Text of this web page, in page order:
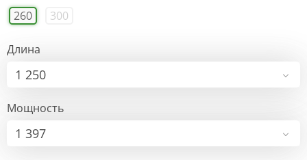
260
300
Длина
1 250
Мощность
1 397